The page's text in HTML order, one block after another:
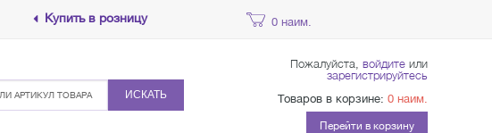
Купить в розницу 0 наим.
ИСКАТЬ
Пожалуйста, войдите или
зарегистрируйтесь
Товаров в корзине: 0 наим.
Перейти в корзину